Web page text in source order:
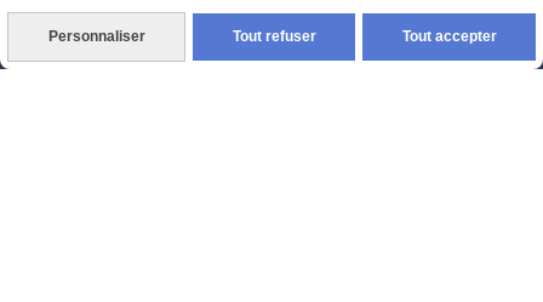
Personnaliser Tout refuser Tout accepter